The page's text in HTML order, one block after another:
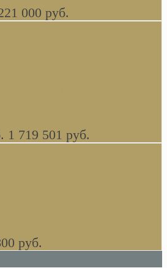
000 руб.
массива дерева, светло
окрас + серебро
1 719 501 руб.
(серия) В
руб.